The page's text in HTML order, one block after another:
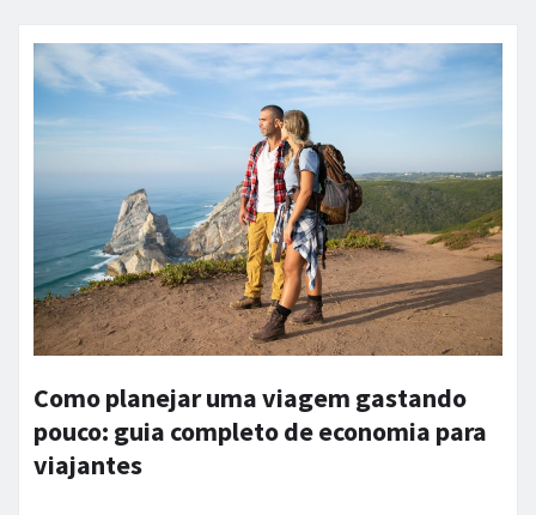
Como planejar uma viagem gastando
pouco: guia completo de economia para
viajantes